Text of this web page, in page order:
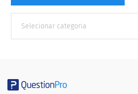
Categorias